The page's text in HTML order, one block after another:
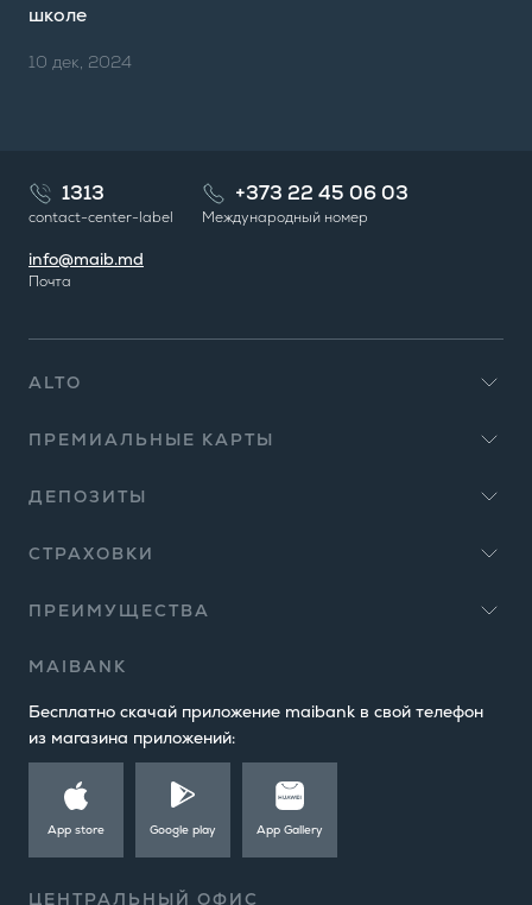
школе
10 дек, 2024
1313
contact-center-label
+373 22 45 06 03
Международный номер
info@maib.md
Почта
ALTO
ПРЕМИАЛЬНЫЕ КАРТЫ
ДЕПОЗИТЫ
СТРАХОВКИ
ПРЕИМУЩЕСТВА
MAIBANK
Бесплатно скачай приложение maibank в свой телефон
из магазина приложений:
App store Google play App Gallery
ЦЕНТРАЛЬНЫЙ ОФИС